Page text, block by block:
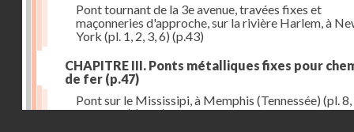
Pont tournant de la 3e avenue, travées fixes et
maçonneries d'approche, sur la rivière Harlem, à
York (pl. 1, 2, 3, 6) (p.43)
CHAPITRE III. Ponts métalliques fixes pour
de fer (p.47)
Pont sur le Mississipi, à Memphis (Tennessée) (pl. 8,
11, 12, 13)(p.47)